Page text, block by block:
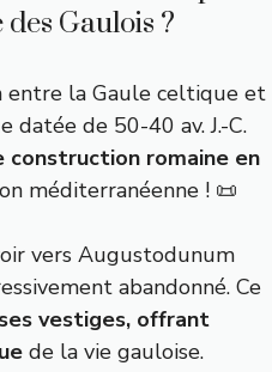
Gaulois ?
la Gaule celtique et
datée de 50-40 av. J.-C.
construction romaine en
méditerranéenne ! 📜
vers Augustodunum
abandonné. Ce
vestiges, offrant
de la vie gauloise.